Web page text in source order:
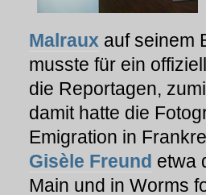
Malraux auf seinem
musste für ein
die Reportagen,
damit hatte die
Emigration in
Gisèle Freund etwa
Main und in Worms